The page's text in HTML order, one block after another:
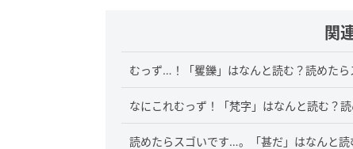
関
むっず…！「矍鑠」はなんと読む？読めたら
なにこれむっず！「梵字」はなんと読む？
読めたらスゴいです…。「甚だ」はなんと